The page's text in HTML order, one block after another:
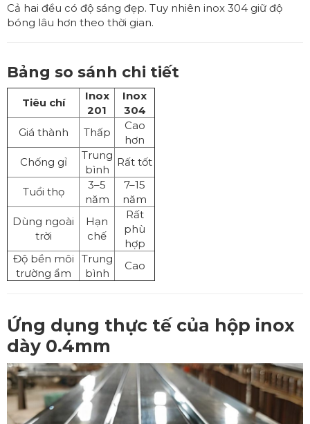
Cả hai đều có độ sáng đẹp. Tuy nhiên inox 304 giữ độ
bóng lâu hơn theo thời gian.
Bảng so sánh chi tiết
Tiêu chí
Inox
201
Inox
304
Giá thành
Thấp
Cao
hơn
Chống gỉ
Trung
bình
Rất tốt
Tuổi thọ
3–5
năm
7–15
năm
Dùng ngoài
trời
Hạn
chế
Rất
phù
hợp
Độ bền môi
trường ẩm
Trung
bình
Cao
Ứng dụng thực tế của hộp inox
dày 0.4mm